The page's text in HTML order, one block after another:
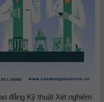
đẳng Kỹ thuật Xét nghiệm